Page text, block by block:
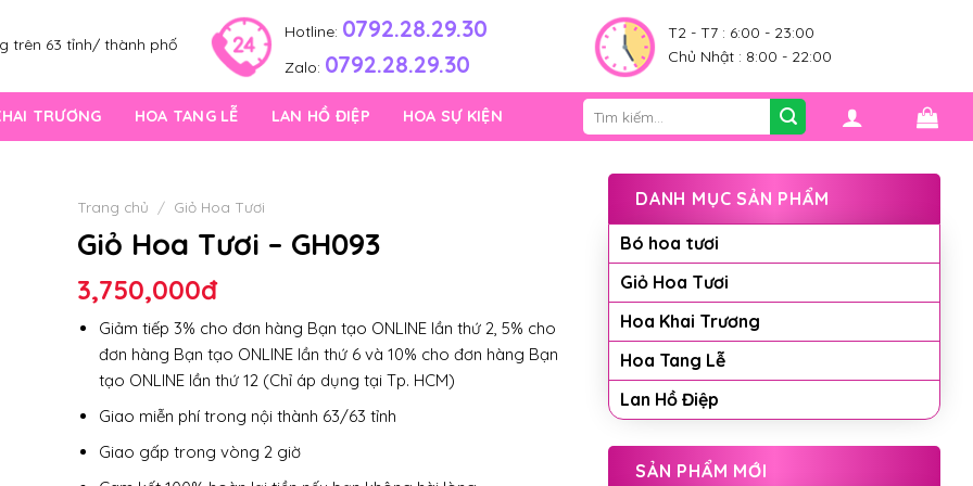
trên 63 tỉnh/ thành phố
Hotline: 0792.28.29.30
Zalo: 0792.28.29.30
T2 - T7 : 6:00 - 23:00
Chủ Nhật : 8:00 - 22:00
TRƯƠNG HOA TANG LỄ LAN HỒ ĐIỆP HOA SỰ KIỆN
Tìm
kiếm:
DANH MỤC SẢN PHẨM
Bó hoa tươi
Giỏ Hoa Tươi
Hoa Khai Trương
Hoa Tang Lễ
Lan Hồ Điệp
SẢN PHẨM MỚI
Trang chủ / Giỏ Hoa Tươi
Giỏ Hoa Tươi – GH093
3,750,000đ
Giảm tiếp 3% cho đơn hàng Bạn tạo ONLINE lần thứ 2, 5% cho
đơn hàng Bạn tạo ONLINE lần thứ 6 và 10% cho đơn hàng Bạn
tạo ONLINE lần thứ 12 (Chỉ áp dụng tại Tp. HCM)
Giao miễn phí trong nội thành 63/63 tỉnh
Giao gấp trong vòng 2 giờ